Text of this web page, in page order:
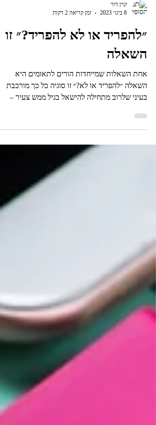
8 בינו׳ 2023
זמן קריאה 2 דקות
״להפריד או לא להפריד?״ זו
השאלה
אחת השאלות שמייחדות הורים לתאומים היא
בעיני שלרוב מתחילה להישאל בגיל ממש צעיר –
לפעמים כבר...